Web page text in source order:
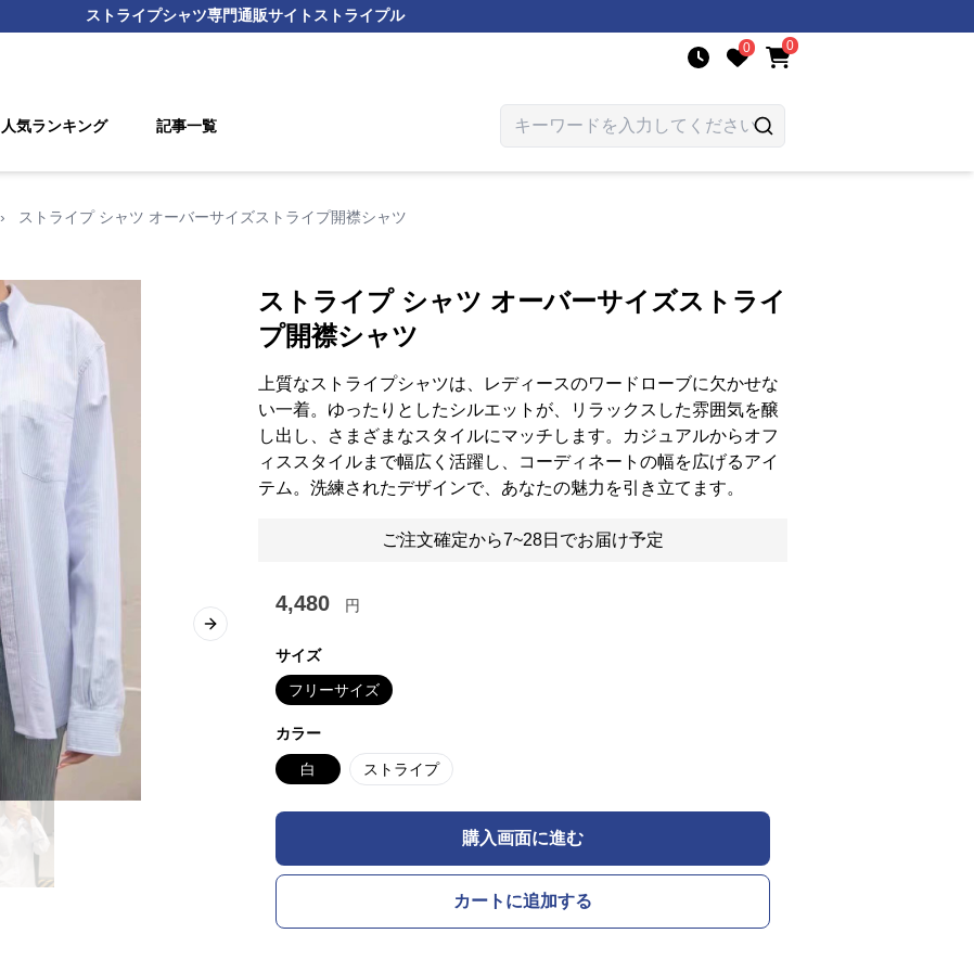
ストライプシャツ専門通販サイト ストライプル
0 0
人気ランキング 記事一覧
› ストライプ シャツ オーバーサイズストライプ開襟シャツ
Next slide
ストライプ シャツ オーバーサイズストライ
プ開襟シャツ
上質なストライプシャツは、レディースのワードローブに欠かせな
い一着。ゆったりとしたシルエットが、リラックスした雰囲気を醸
し出し、さまざまなスタイルにマッチします。カジュアルからオフ
ィススタイルまで幅広く活躍し、コーディネートの幅を広げるアイ
テム。洗練されたデザインで、あなたの魅力を引き立てます。
ご注文確定から7~28日でお届け予定
4,480 円
サイズ
フリーサイズ
カラー
白 ストライプ
購入画面に進む
カートに追加する